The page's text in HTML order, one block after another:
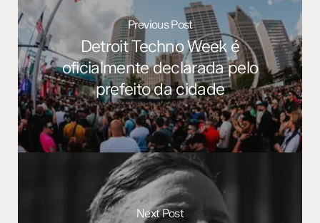
Previous Post
Detroit Techno Week é
oficialmente declarada pelo
prefeito da cidade
Next Post